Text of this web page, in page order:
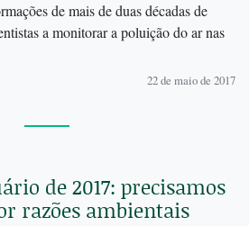
de mais de duas décadas de
a monitorar a poluição do ar nas
22 de maio de 2017
de 2017: precisamos
razões ambientais